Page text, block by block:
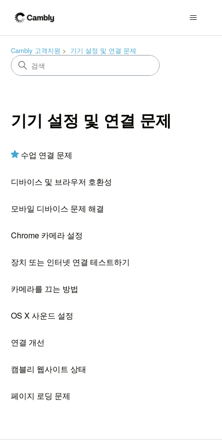
Cambly 고객지원 기기 설정 및 연결 문제
기기 설정 및 연결 문제
수업 연결 문제
디바이스 및 브라우저 호환성
모바일 디바이스 문제 해결
Chrome 카메라 설정
장치 또는 인터넷 연결 테스트하기
카메라를 끄는 방법
OS X 사운드 설정
연결 개선
캠블리 웹사이트 상태
페이지 로딩 문제